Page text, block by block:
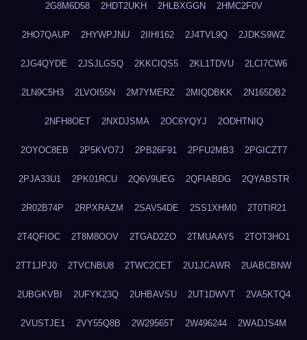
2G8M6D58 2HDT2UKH 2HLBXGGN 2HMC2F0V
2HO7QAUP 2HYWPJNU 2IIHI162 2J4TVL9Q 2JDKS9WZ
2JG4QYDE 2JSJLGSQ 2KKCIQS5 2KL1TDVU 2LCI7CW6
2LN9C5H3 2LVOI55N 2M7YMERZ 2MIQDBKK 2N165DB2
2NFH8OET 2NXDJSMA 2OC6YQYJ 2ODHTNIQ
2OYOC8EB 2P5KVO7J 2PB26F91 2PFU2MB3 2PGICZT7
2PJA33U1 2PK01RCU 2Q6V9UEG 2QFIABDG 2QYABSTR
2R02B74P 2RPXRAZM 2SAV54DE 2SS1XHM0 2T0TIR21
2T4QFIOC 2T8M8OOV 2TGAD2ZO 2TMUAAY5 2TOT3HO1
2TT1JPJ0 2TVCNBU8 2TWC2CET 2U1JCAWR 2UABCBNW
2UBGKVBI 2UFYK23Q 2UHBAVSU 2UT1DWVT 2VA5KTQ4
2VUSTJE1 2VY55Q8B 2W29565T 2W496244 2WADJS4M